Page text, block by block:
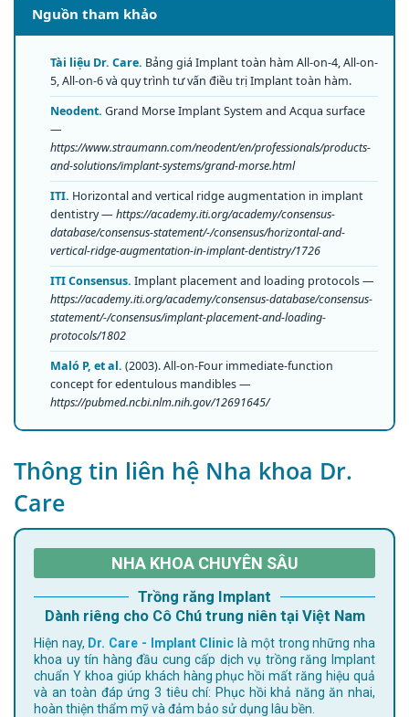
Nguồn tham khảo
Tài liệu Dr. Care. Bảng giá Implant toàn hàm All-on-4, All-on-
5, All-on-6 và quy trình tư vấn điều trị Implant toàn hàm.
Neodent. Grand Morse Implant System and Acqua surface
—
https://www.straumann.com/neodent/en/professionals/products-
and-solutions/implant-systems/grand-morse.html
ITI. Horizontal and vertical ridge augmentation in implant
dentistry — https://academy.iti.org/academy/consensus-
database/consensus-statement/-/consensus/horizontal-and-
vertical-ridge-augmentation-in-implant-dentistry/1726
ITI Consensus. Implant placement and loading protocols —
https://academy.iti.org/academy/consensus-database/consensus-
statement/-/consensus/implant-placement-and-loading-
protocols/1802
Maló P, et al. (2003). All-on-Four immediate-function
concept for edentulous mandibles —
https://pubmed.ncbi.nlm.nih.gov/12691645/
Thông tin liên hệ Nha khoa Dr.
Care
NHA KHOA CHUYÊN SÂU
Trồng răng Implant
Dành riêng cho Cô Chú trung niên tại Việt Nam
Hiện nay, Dr. Care - Implant Clinic là một trong những nha
khoa uy tín hàng đầu cung cấp dịch vụ trồng răng Implant
chuẩn Y khoa giúp khách hàng phục hồi mất răng hiệu quả
và an toàn đáp ứng 3 tiêu chí: Phục hồi khả năng ăn nhai,
hoàn thiện thẩm mỹ và đảm bảo sử dụng lâu bền.